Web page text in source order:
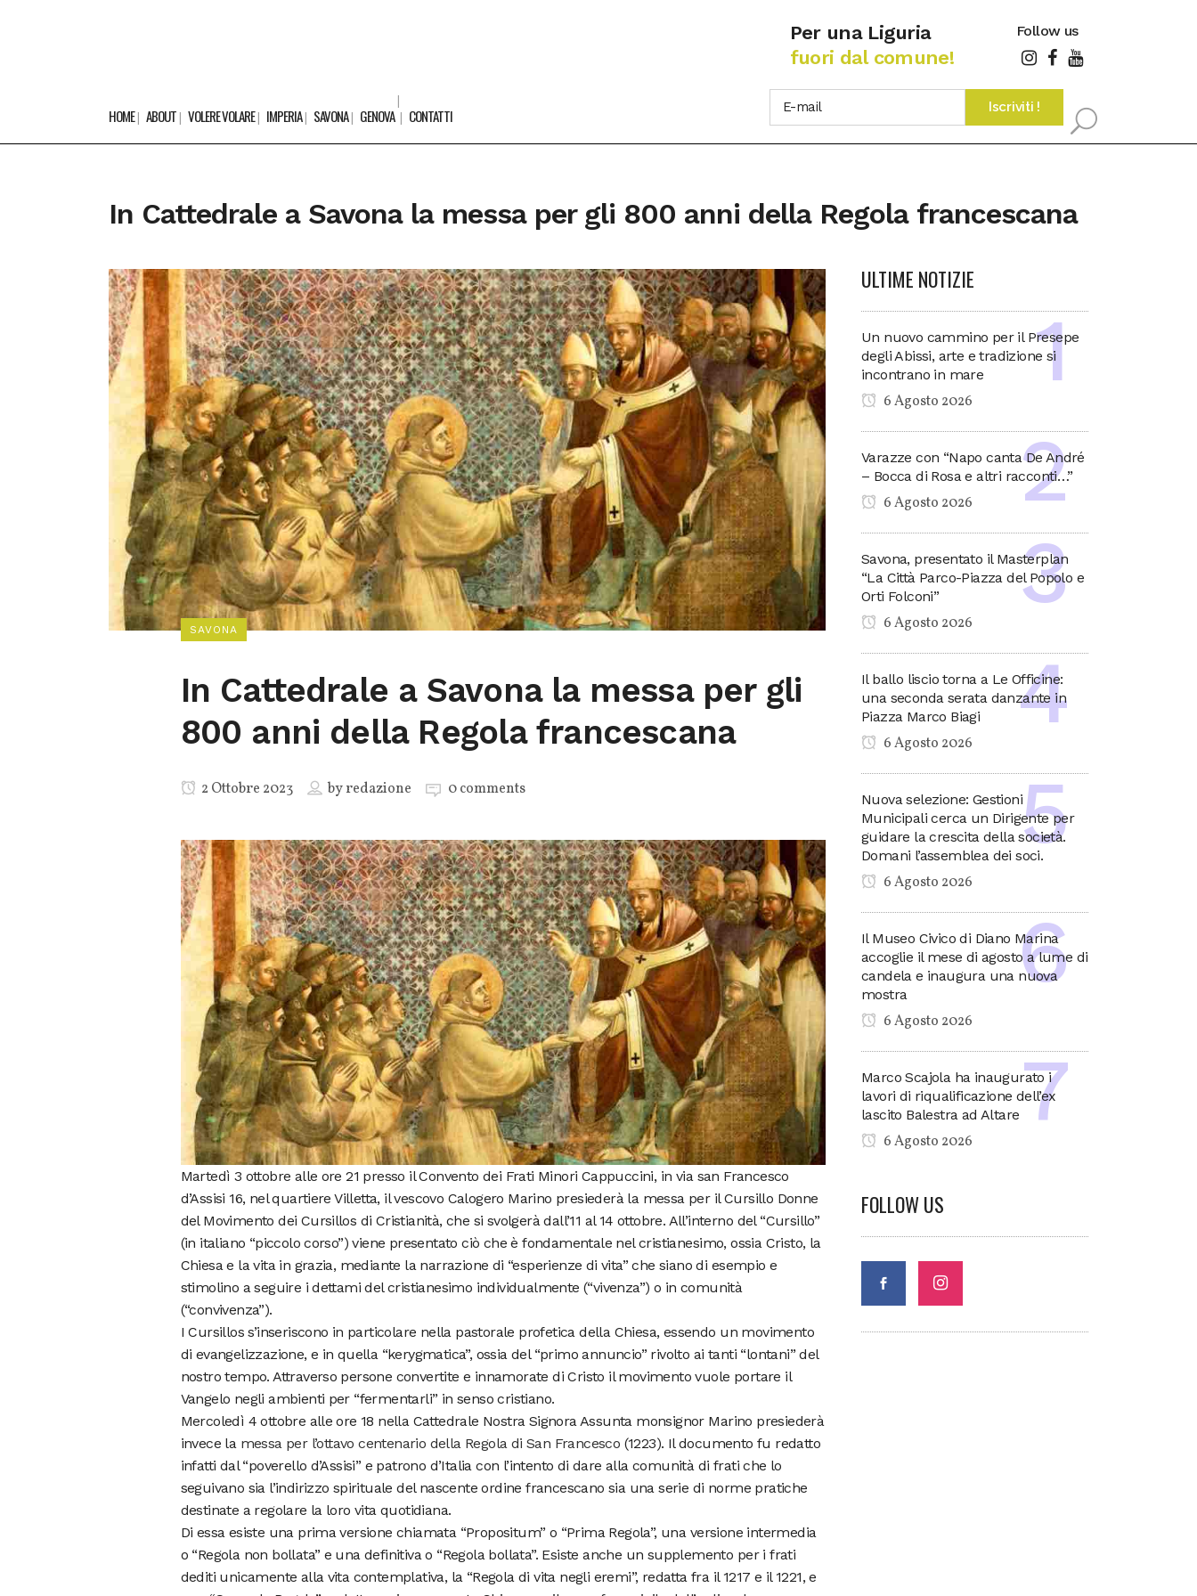
Per una Liguria
fuori dal comune!
Follow us
HOME ABOUT VOLERE VOLARE IMPERIA SAVONA GENOVA CONTATTI
In Cattedrale a Savona la messa per gli 800 anni della Regola francescana
SAVONA
In Cattedrale a Savona la messa per gli
800 anni della Regola francescana
2 Ottobre 2023 byredazione 0 comments
Martedì 3 ottobre alle ore 21 presso il Convento dei Frati Minori Cappuccini, in via san Francesco
d’Assisi 16, nel quartiere Villetta, il vescovo Calogero Marino presiederà la messa per il Cursillo Donne
del Movimento dei Cursillos di Cristianità, che si svolgerà dall’11 al 14 ottobre. All’interno del “Cursillo”
(in italiano “piccolo corso”) viene presentato ciò che è fondamentale nel cristianesimo, ossia Cristo, la
Chiesa e la vita in grazia, mediante la narrazione di “esperienze di vita” che siano di esempio e
stimolino a seguire i dettami del cristianesimo individualmente (“vivenza”) o in comunità
(“convivenza”).
I Cursillos s’inseriscono in particolare nella pastorale profetica della Chiesa, essendo un movimento
di evangelizzazione, e in quella “kerygmatica”, ossia del “primo annuncio” rivolto ai tanti “lontani” del
nostro tempo. Attraverso persone convertite e innamorate di Cristo il movimento vuole portare il
Vangelo negli ambienti per “fermentarli” in senso cristiano.
Mercoledì 4 ottobre alle ore 18 nella Cattedrale Nostra Signora Assunta monsignor Marino presiederà
invece la messa per l’ottavo centenario della Regola di San Francesco (1223). Il documento fu redatto
infatti dal “poverello d’Assisi” e patrono d’Italia con l’intento di dare alla comunità di frati che lo
seguivano sia l’indirizzo spirituale del nascente ordine francescano sia una serie di norme pratiche
destinate a regolare la loro vita quotidiana.
Di essa esiste una prima versione chiamata “Propositum” o “Prima Regola”, una versione intermedia
o “Regola non bollata” e una definitiva o “Regola bollata”. Esiste anche un supplemento per i frati
dediti unicamente alla vita contemplativa, la “Regola di vita negli eremi”, redatta fra il 1217 e il 1221, e
ULTIME NOTIZIE
Un nuovo cammino per il Presepe
degli Abissi, arte e tradizione si
incontrano in mare
6 Agosto 2026
Varazze con “Napo canta De André
– Bocca di Rosa e altri racconti…”
6 Agosto 2026
Savona, presentato il Masterplan
“La Città Parco-Piazza del Popolo e
Orti Folconi”
6 Agosto 2026
Il ballo liscio torna a Le Officine:
una seconda serata danzante in
Piazza Marco Biagi
6 Agosto 2026
Nuova selezione: Gestioni
Municipali cerca un Dirigente per
guidare la crescita della società.
Domani l’assemblea dei soci.
6 Agosto 2026
Il Museo Civico di Diano Marina
accoglie il mese di agosto a lume di
candela e inaugura una nuova
mostra
6 Agosto 2026
Marco Scajola ha inaugurato i
lavori di riqualificazione dell’ex
lascito Balestra ad Altare
6 Agosto 2026
FOLLOW US